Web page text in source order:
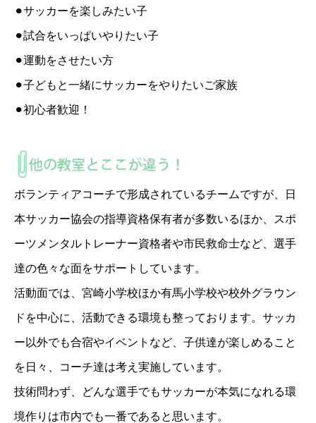
⚫︎サッカーを楽しみたい子
⚫︎試合をいっぱいやりたい子
⚫︎運動をさせたい方
⚫︎子どもと一緒にサッカーをやりたいご家族
⚫︎初心者歓迎！
ボランティアコーチで形成されているチームですが、日
本サッカー協会の指導資格保有者が多数いるほか、スポ
ーツメンタルトレーナー資格者や市民救命士など、選手
達の色々な面をサポートしています。
活動面では、宮崎小学校ほか有馬小学校や校外グラウン
ドを中心に、活動できる環境も整っております。サッカ
ー以外でも合宿やイベントなど、子供達が楽しめること
を日々、コーチ達は考え実施しています。
技術問わず、どんな選手でもサッカーが本気になれる環
境作りは市内でも一番であると思います。